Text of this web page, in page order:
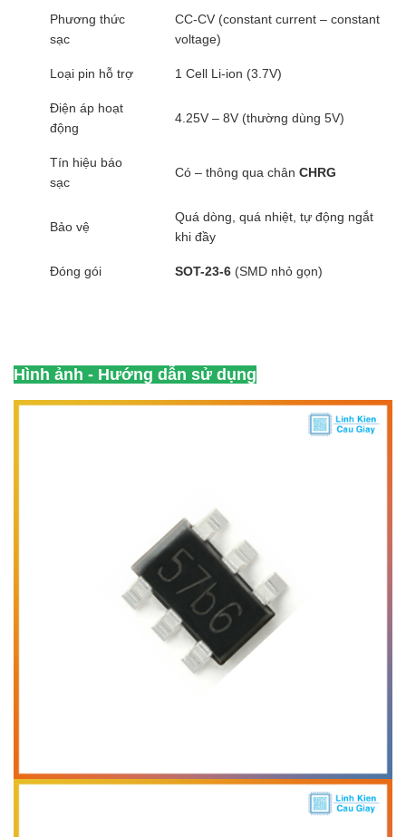
Phương thức
sạc
CC-CV (constant current – constant
voltage)
Loại pin hỗ trợ 1 Cell Li-ion (3.7V)
Điện áp hoạt
động
4.25V – 8V (thường dùng 5V)
Tín hiệu báo
sạc
Có – thông qua chân CHRG
Bảo vệ
Quá dòng, quá nhiệt, tự động ngắt
khi đầy
Đóng gói SOT-23-6 (SMD nhỏ gọn)
Hình ảnh - Hướng dẫn sử dụng